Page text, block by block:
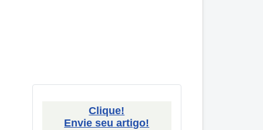
Clique!
Envie seu artigo!